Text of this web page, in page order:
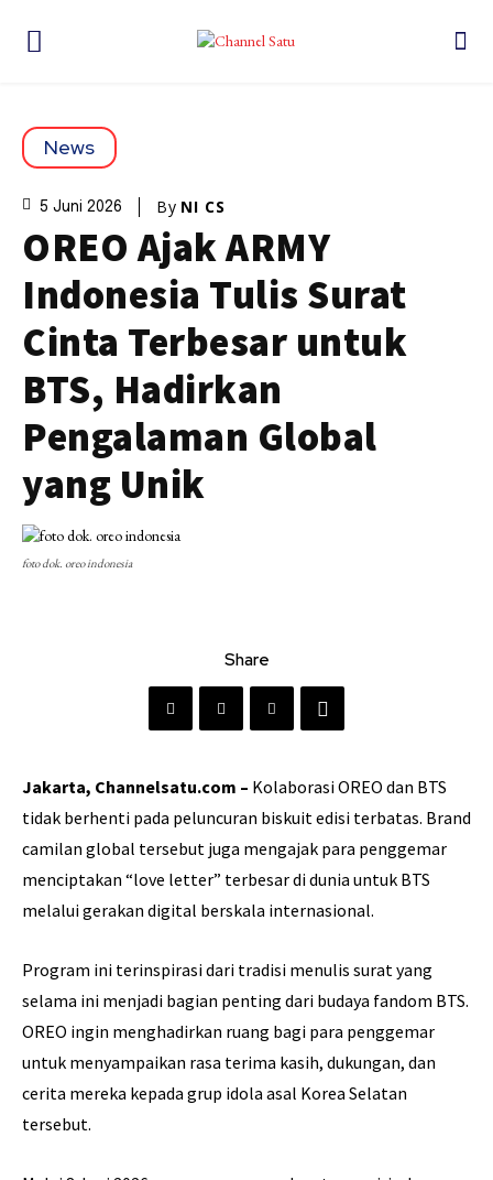
News
5 Juni 2026 By NI CS
OREO Ajak ARMY
Indonesia Tulis Surat
Cinta Terbesar untuk
BTS, Hadirkan
Pengalaman Global
yang Unik
foto dok. oreo indonesia
Share
Jakarta, Channelsatu.com – Kolaborasi OREO dan BTS
tidak berhenti pada peluncuran biskuit edisi terbatas. Brand
camilan global tersebut juga mengajak para penggemar
menciptakan “love letter” terbesar di dunia untuk BTS
melalui gerakan digital berskala internasional.
Program ini terinspirasi dari tradisi menulis surat yang
selama ini menjadi bagian penting dari budaya fandom BTS.
OREO ingin menghadirkan ruang bagi para penggemar
untuk menyampaikan rasa terima kasih, dukungan, dan
cerita mereka kepada grup idola asal Korea Selatan
tersebut.